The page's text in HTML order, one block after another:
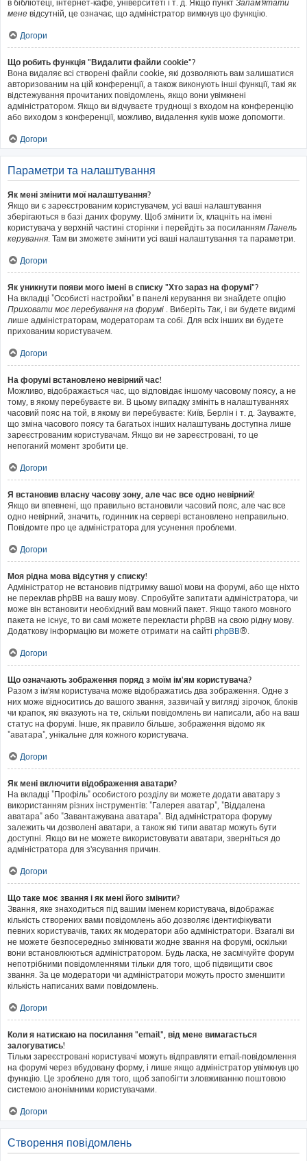
в бібліотеці, інтернет-кафе, університеті і т. д. Якщо пункт Запам'ятати
мене відсутній, це означає, що адміністратор вимкнув цю функцію.
Догори
Що робить функція "Видалити файли cookie"?
Вона видаляє всі створені файли cookie, які дозволяють вам залишатися
авторизованим на цій конференції, а також виконують інші функції, такі як
відстежування прочитаних повідомлень, якщо вони увімкнені
адміністратором. Якщо ви відчуваєте труднощі з входом на конференцію
або виходом з конференції, можливо, видалення куків може допомогти.
Догори
Параметри та налаштування
Як мені змінити мої налаштування?
Якщо ви є зареєстрованим користувачем, усі ваші налаштування
зберігаються в базі даних форуму. Щоб змінити їх, клацніть на імені
користувача у верхній частині сторінки і перейдіть за посиланням Панель
керування. Там ви зможете змінити усі ваші налаштування та параметри.
Догори
Як уникнути появи мого імені в списку "Хто зараз на форумі"?
На вкладці "Особисті настройки" в панелі керування ви знайдете опцію
Приховати моє перебування на форумі . Виберіть Так, і ви будете видимі
лише адміністраторам, модераторам та собі. Для всіх інших ви будете
прихованим користувачем.
Догори
На форумі встановлено невірний час!
Можливо, відображається час, що відповідає іншому часовому поясу, а не
тому, в якому перебуваєте ви. В цьому випадку змініть в налаштуваннях
часовий пояс на той, в якому ви перебуваєте: Київ, Берлін і т. д. Зауважте,
що зміна часового поясу та багатьох інших налаштувань доступна лише
зареєстрованим користувачам. Якщо ви не зареєстровані, то це
непоганий момент зробити це.
Догори
Я встановив власну часову зону, але час все одно невірний!
Якщо ви впевнені, що правильно встановили часовий пояс, але час все
одно невірний, значить, годинник на сервері встановлено неправильно.
Повідомте про це адміністратора для усунення проблеми.
Догори
Моя рідна мова відсутня у списку!
Адміністратор не встановив підтримку вашої мови на форумі, або ще ніхто
не переклав phpBB на вашу мову. Спробуйте запитати адміністратора, чи
може він встановити необхідний вам мовний пакет. Якщо такого мовного
пакета не існує, то ви самі можете перекласти phpBB на свою рідну мову.
Додаткову інформацію ви можете отримати на сайті phpBB®.
Догори
Що означають зображення поряд з моїм ім'ям користувача?
Разом з ім'ям користувача може відображатись два зображення. Одне з
них може відноситись до вашого звання, зазвичай у вигляді зірочок, блоків
чи крапок, які вказують на те, скільки повідомлень ви написали, або на ваш
статус на форумі. Інше, як правило більше, зображення відомо як
"аватара", унікальне для кожного користувача.
Догори
Як мені включити відображення аватари?
На вкладці "Профіль" особистого розділу ви можете додати аватару з
використанням різних інструментів: "Галерея аватар", "Віддалена
аватара" або "Завантажувана аватара". Від адміністратора форуму
залежить чи дозволені аватари, а також які типи аватар можуть бути
доступні. Якщо ви не можете використовувати аватари, зверніться до
адміністратора для з'ясування причин.
Догори
Що таке моє звання і як мені його змінити?
Звання, яке знаходиться під вашим іменем користувача, відображає
кількість створених вами повідомлень або дозволяє ідентифікувати
певних користувачів, таких як модератори або адміністратори. Взагалі ви
не можете безпосередньо змінювати жодне звання на форумі, оскільки
вони встановлюються адміністратором. Будь ласка, не засмічуйте форум
непотрібними повідомленнями тільки для того, щоб підвищити своє
звання. За це модератори чи адміністратори можуть просто зменшити
кількість написаних вами повідомлень.
Догори
Коли я натискаю на посилання "email", від мене вимагається
залогуватись!
Тільки зареєстровані користувачі можуть відправляти email-повідомлення
на форумі через вбудовану форму, і лише якщо адміністратор увімкнув цю
функцію. Це зроблено для того, щоб запобігти зловживанню поштовою
системою анонімними користувачами.
Догори
Створення повідомлень